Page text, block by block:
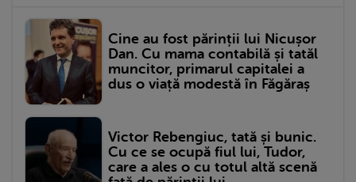
Cine au fost părinții lui Nicușor
Dan. Cu mama contabilă și tatăl
muncitor, primarul capitalei a
dus o viață modestă în Făgăraș
Victor Rebengiuc, tată și bunic.
Cu ce se ocupă fiul lui, Tudor,
care a ales o cu totul altă scenă